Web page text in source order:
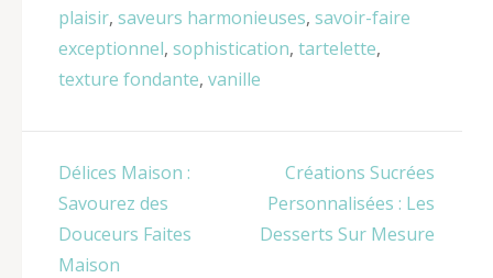
plaisir, saveurs harmonieuses, savoir-faire
exceptionnel, sophistication, tartelette,
texture fondante, vanille
Navigation
de
l’article
Délices Maison :
Savourez des
Douceurs Faites
Maison
Créations Sucrées
Personnalisées : Les
Desserts Sur Mesure